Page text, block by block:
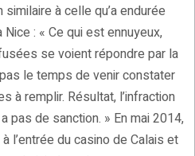
à celle qu’a endurée
: « Ce qui est ennuyeux,
se voient répondre par la
le temps de venir constater
à remplir. Résultat, l’infraction
pas de sanction. » En mai 2014,
l’entrée du casino de Calais et